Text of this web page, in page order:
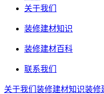
关于我们
装修建材知识
装修建材百科
联系我们
关于我们 装修建材知识装修